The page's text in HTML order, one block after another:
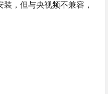
，但与央视频不兼容，